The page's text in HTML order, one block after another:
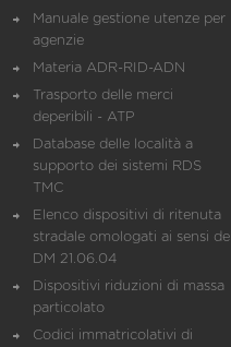
Manuale gestione utenze per
agenzie
Materia ADR-RID-ADN
Trasporto delle merci
deperibili - ATP
Database delle località a
supporto dei sistemi RDS
TMC
Elenco dispositivi di ritenuta
stradale omologati ai sensi del
DM 21.06.04
Dispositivi riduzioni di massa
particolato
Codici immatricolativi di